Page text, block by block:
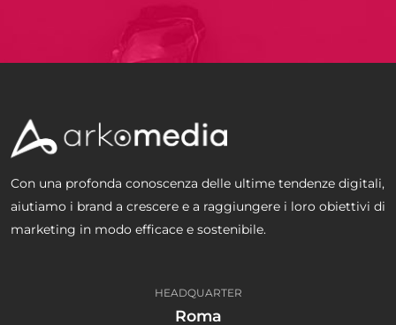
Con una profonda conoscenza delle ultime tendenze digitali,
aiutiamo i brand a crescere e a raggiungere i loro obiettivi di
marketing in modo efficace e sostenibile.
HEADQUARTER
Roma